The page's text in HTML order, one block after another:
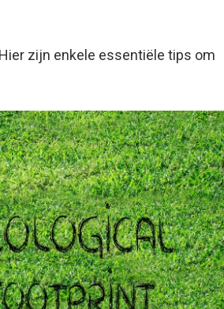
zijn enkele essentiële tips om